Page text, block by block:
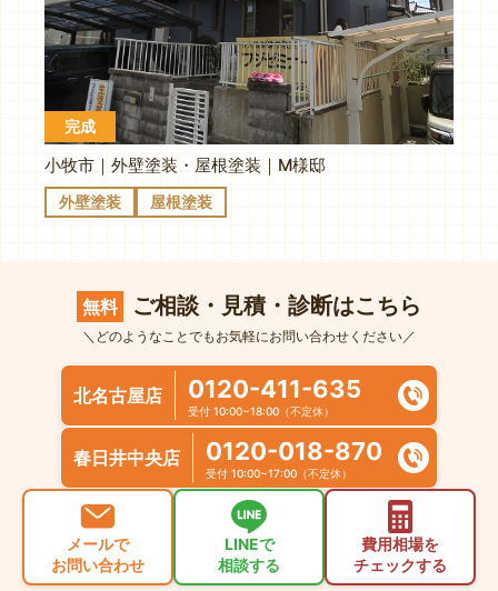
完成
小牧市｜外壁塗装・屋根塗装｜M様邸
外壁塗装 屋根塗装
無料 ご相談・見積・診断はこちら
＼どのようなことでもお気軽にお問い合わせください／
北名古屋店 0120-411-635
受付 10:00~18:00（不定休）
春日井中央店 0120-018-870
受付 10:00~17:00（不定休）
メールで
お問い合わせ
LINEで
相談する
費用相場を
チェックする